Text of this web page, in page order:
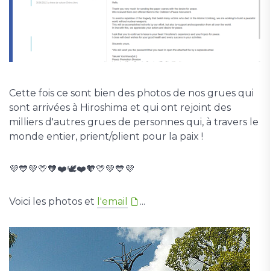
Cette fois ce sont bien des photos de nos grues qui
sont arrivées à Hiroshima et qui ont rejoint des
milliers d'autres grues de personnes qui, à travers le
monde entier, prient/plient pour la paix !
💜💙💚💛🧡❤️🕊️❤️🧡💛💚💙💜
Voici les photos et l'email ...